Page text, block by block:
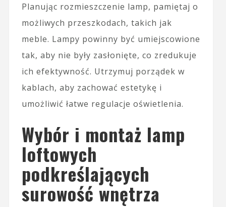
Planując rozmieszczenie lamp, pamiętaj o
możliwych przeszkodach, takich jak
meble. Lampy powinny być umiejscowione
tak, aby nie były zasłonięte, co zredukuje
ich efektywność. Utrzymuj porządek w
kablach, aby zachować estetykę i
umożliwić łatwe regulacje oświetlenia.
Wybór i montaż lamp
loftowych
podkreślających
surowość wnętrza